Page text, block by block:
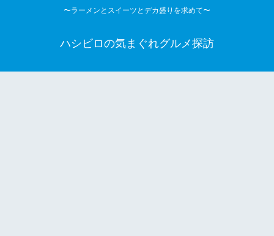
〜ラーメンとスイーツとデカ盛りを求めて〜
ハシビロの気まぐれグルメ探訪